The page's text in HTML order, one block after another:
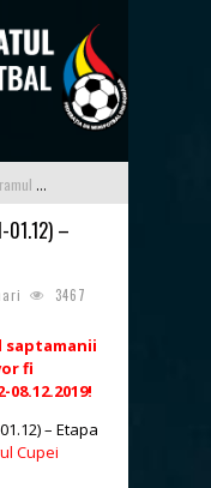
Programul săptămânii 23/24 (08.06-14.06)
Programul săptămânii 22/24 (01.06-07.06)
01.12) –
3467
saptamanii
fi
– Etapa
Cupei